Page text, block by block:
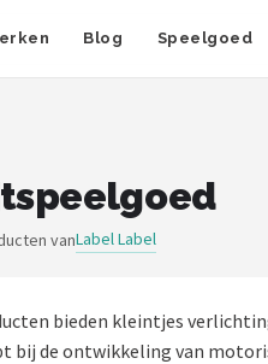
Blog Speelgoed
vanLabel Label
bieden kleintjes
bij de ontwikkeling van